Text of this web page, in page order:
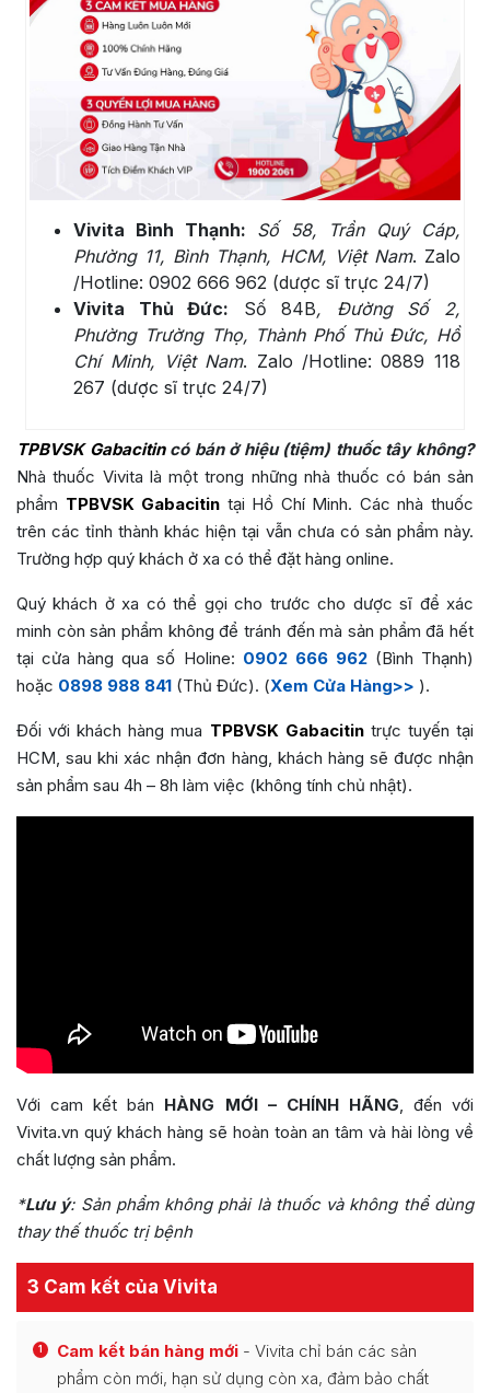
Vivita Bình Thạnh: Số 58, Trần Quý Cáp,
Phường 11, Bình Thạnh, HCM, Việt Nam. Zalo
/Hotline: 0902 666 962 (dược sĩ trực 24/7)
Vivita Thủ Đức: Số 84B, Đường Số 2,
Phường Trường Thọ, Thành Phố Thủ Đức, Hồ
Chí Minh, Việt Nam. Zalo /Hotline: 0889 118
267 (dược sĩ trực 24/7)
TPBVSK Gabacitincó bán ở hiệu (tiệm) thuốc tây không?
Nhà thuốc Vivita là một trong những nhà thuốc có bán sản
phẩm TPBVSK Gabacitin tại Hồ Chí Minh. Các nhà thuốc
trên các tỉnh thành khác hiện tại vẫn chưa có sản phẩm này.
Trường hợp quý khách ở xa có thể đặt hàng online.
Quý khách ở xa có thể gọi cho trước cho dược sĩ để xác
minh còn sản phẩm không để tránh đến mà sản phẩm đã hết
tại cửa hàng qua số Holine: 0902 666 962(Bình Thạnh)
hoặc 0898 988 841 (Thủ Đức). (Xem Cửa Hàng>> ).
Đối với khách hàng mua TPBVSK Gabacitintrực tuyến tại
HCM, sau khi xác nhận đơn hàng, khách hàng sẽ được nhận
sản phẩm sau 4h – 8h làm việc (không tính chủ nhật).
Với cam kết bán HÀNG MỚI – CHÍNH HÃNG, đến với
Vivita.vn quý khách hàng sẽ hoàn toàn an tâm và hài lòng về
chất lượng sản phẩm.
*Lưu ý: Sản phẩm không phải là thuốc và không thể dùng
thay thế thuốc trị bệnh
3 Cam kết của Vivita
1 Cam kết bán hàng mới - Vivita chỉ bán các sản
phẩm còn mới, hạn sử dụng còn xa, đảm bảo chất